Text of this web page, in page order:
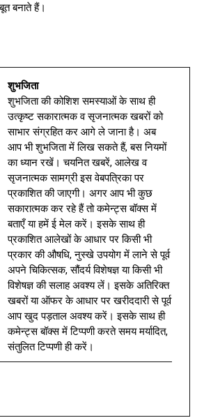
बनाते हैं।
शुभजिता
शुभजिता की कोशिश समस्याओं के साथ ही
उत्कृष्ट सकारात्मक व सृजनात्मक खबरों को
साभार संग्रहित कर आगे ले जाना है। अब
आप भी शुभजिता में लिख सकते हैं, बस नियमों
का ध्यान रखें। चयनित खबरें, आलेख व
सृजनात्मक सामग्री इस वेबपत्रिका पर
प्रकाशित की जाएगी। अगर आप भी कुछ
सकारात्मक कर रहे हैं तो कमेन्ट्स बॉक्स में
बताएँ या हमें ई मेल करें। इसके साथ ही
प्रकाशित आलेखों के आधार पर किसी भी
प्रकार की औषधि, नुस्खे उपयोग में लाने से पूर्व
अपने चिकित्सक, सौंदर्य विशेषज्ञ या किसी भी
विशेषज्ञ की सलाह अवश्य लें। इसके अतिरिक्त
खबरों या ऑफर के आधार पर खरीददारी से पूर्व
आप खुद पड़ताल अवश्य करें। इसके साथ ही
कमेन्ट्स बॉक्स में टिप्पणी करते समय मर्यादित,
संतुलित टिप्पणी ही करें।